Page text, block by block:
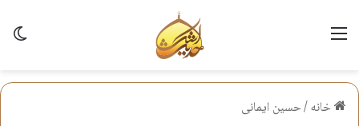
منو
خانه/حسین ایمانی